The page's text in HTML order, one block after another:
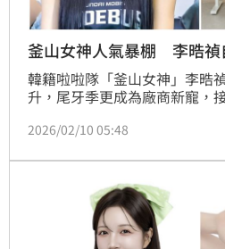
釜山女神人氣暴棚 李晧禎
韓籍啦啦隊「釜山女神」李晧
升，尾牙季更成為廠商新寵，
更在訪談中自爆自己「結屎臉
2026/02/10 05:48